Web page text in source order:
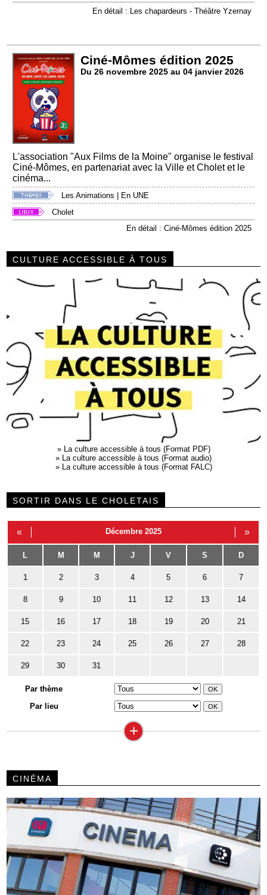
En détail : Les chapardeurs - Théâtre Yzernay
Ciné-Mômes édition 2025
Du 26 novembre 2025 au 04 janvier 2026
L'association "Aux Films de la Moine" organise le festival
Ciné-Mômes, en partenariat avec la Ville et Cholet et le
cinéma...
Les Animations
En UNE
Cholet
En détail : Ciné-Mômes édition 2025
CULTURE ACCESSIBLE À TOUS
» La culture accessible à tous (Format PDF)
» La culture accessible à tous (Format audio)
» La culture accessible à tous (Format FALC)
SORTIR DANS LE CHOLETAIS
« Décembre 2025 »
L M M J V S D
1 2 3 4 5 6 7
8 9 10 11 12 13 14
15 16 17 18 19 20 21
22 23 24 25 26 27 28
29 30 31
Par thème
Par lieu
+
CINÉMA